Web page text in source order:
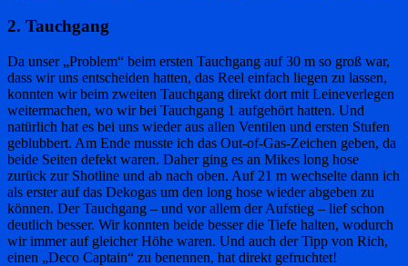
2. Tauchgang
Da unser „Problem“ beim ersten Tauchgang auf 30 m so groß war,
dass wir uns entscheiden hatten, das Reel einfach liegen zu lassen,
konnten wir beim zweiten Tauchgang direkt dort mit Leineverlegen
weitermachen, wo wir bei Tauchgang 1 aufgehört hatten. Und
natürlich hat es bei uns wieder aus allen Ventilen und ersten Stufen
geblubbert. Am Ende musste ich das Out-of-Gas-Zeichen geben, da
beide Seiten defekt waren. Daher ging es an Mikes long hose
zurück zur Shotline und ab nach oben. Auf 21 m wechselte dann ich
als erster auf das Dekogas um den long hose wieder abgeben zu
können. Der Tauchgang – und vor allem der Aufstieg – lief schon
deutlich besser. Wir konnten beide besser die Tiefe halten, wodurch
wir immer auf gleicher Höhe waren. Und auch der Tipp von Rich,
einen „Deco Captain“ zu benennen, hat direkt gefruchtet!